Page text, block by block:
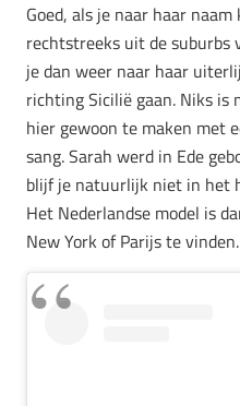
Goed, als je naar haar
rechtstreeks uit de suburbs
je dan weer naar haar
richting Sicilië gaan. Niks is
hier gewoon te maken met
sang. Sarah werd in Ede
blijf je natuurlijk niet in het
Het Nederlandse model is
New York of Parijs te vinden.